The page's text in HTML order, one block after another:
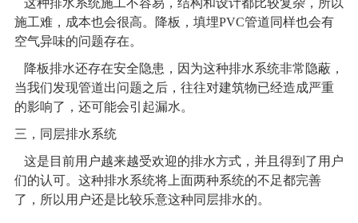
施工难，成本也会很高。降板，填埋PVC管道同样也会有
空气异味的问题存在。
降板排水还存在安全隐患，因为这种排水系统非常隐蔽，
当我们发现管道出问题之后，往往对建筑物已经造成严重
的影响了，还可能会引起漏水。
三， 同层排水系统
这是目前用户越来越受欢迎的排水方式，并且得到了用户
们的认可。这种排水系统将上面两种系统的不足都完善
了，所以用户还是比较乐意这种同层排水的。